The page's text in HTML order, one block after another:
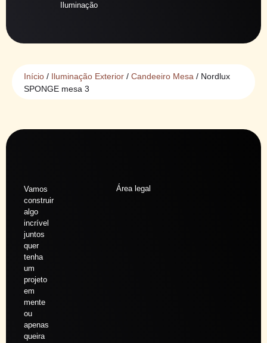
Iluminação
Início / Iluminação Exterior / Candeeiro Mesa / Nordlux
SPONGE mesa 3
Vamos
construir
algo
incrível
juntos
quer
tenha
um
projeto
em
mente
ou
apenas
queira
Área legal